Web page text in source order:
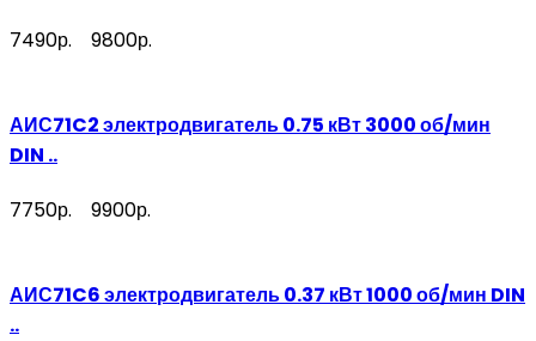
7490р. 9800р.
АИС71C2 электродвигатель 0.75 кВт 3000 об/мин
DIN ..
7750р. 9900р.
АИС71C6 электродвигатель 0.37 кВт 1000 об/мин DIN
..